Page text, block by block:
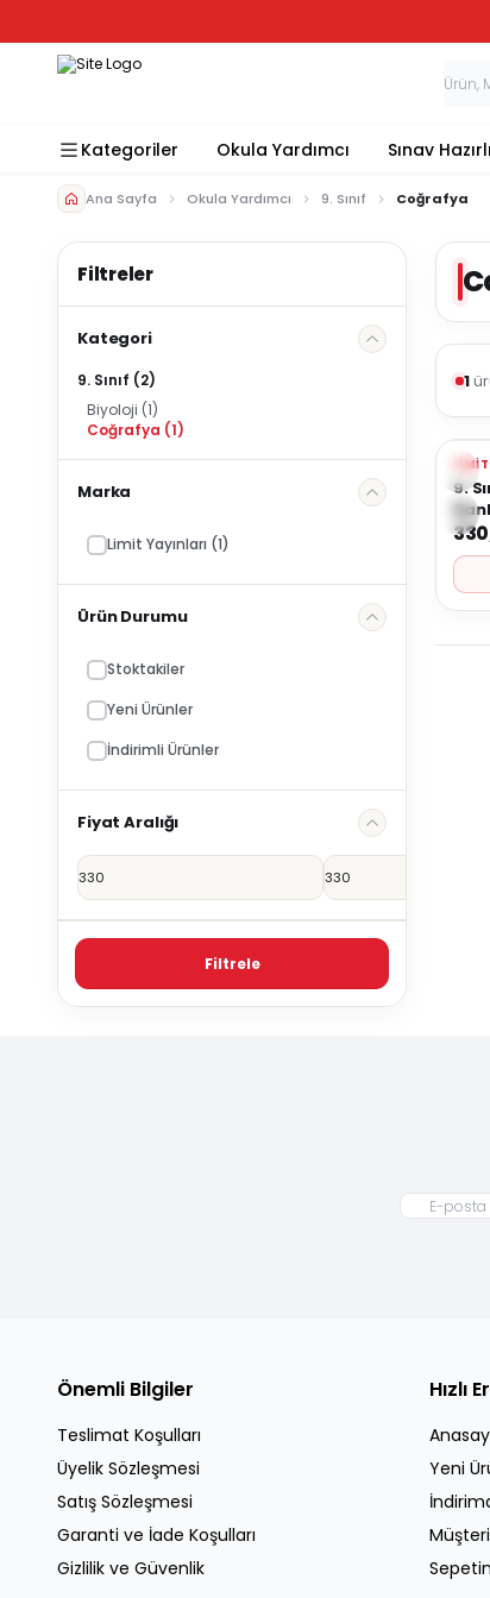
Kategoriler Okula Yardımcı Sınav
Ana Sayfa Okula Yardımcı 9. Sınıf Coğrafya
Kategori
9. Sınıf (2)
Biyoloji (1)
Coğrafya (1)
Marka
Limit Yayınları (1)
Ürün Durumu
Stoktakiler
Yeni Ürünler
İndirimli Ürünler
Fiyat Aralığı
Filtrele
1
Yeni
9.
Önemli Bilgiler
Teslimat Koşulları
Üyelik Sözleşmesi
Satış Sözleşmesi
Garanti ve İade Koşulları
Gizlilik ve Güvenlik
Hızlı
Yeni